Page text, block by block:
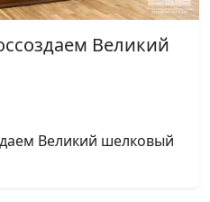
Великий
Великий шелковый